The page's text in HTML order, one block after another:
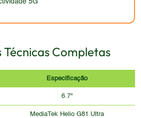
5G
Técnicas Completas
Especificação
6.7"
MediaTek Helio G81 Ultra